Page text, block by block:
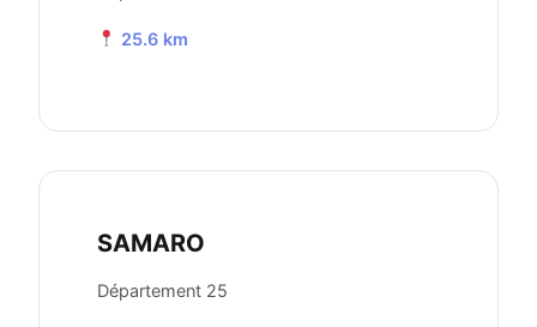
25.6 km
SAMARO
Département 25